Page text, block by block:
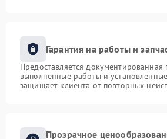
Гарантия на работы и
Предоставляется документированная
выполненные работы и
защищает клиента от повторных
Прозрачное